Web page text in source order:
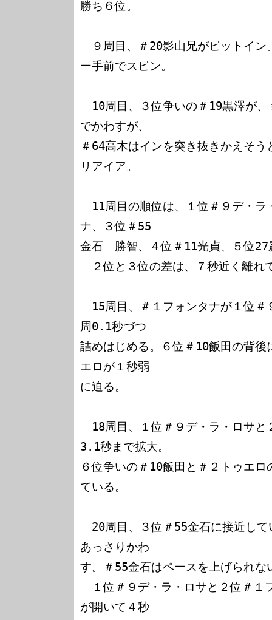
勝ち６位。
９周目、＃20影山兄がピットイン
ー手前でスピン。
10周目、３位争いの＃19黒澤が、
でかわすが、
＃64高木はインを突き抜きかえそ
リアイア。
11周目の順位は、１位＃９デ・ラ
ナ、３位＃55
金石　勝智、４位＃11光貞、５位
２位と３位の差は、７秒近く離れ
15周目、＃１フォンタナが１位＃
周0.1秒づつ
詰めはじめる。６位＃10飯田の背後
エロが１秒弱
に迫る。
18周目、１位＃９デ・ラ・ロサと
3.1秒まで拡大。
６位争いの＃10飯田と＃２トゥエ
ている。
20周目、３位＃55金石に接近して
あっさりかわ
す。＃55金石はペースを上げられな
１位＃９デ・ラ・ロサと２位＃１
が開いて４秒